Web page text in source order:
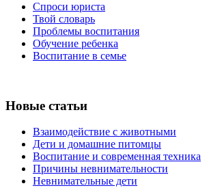
Спроси юриста
Твой словарь
Проблемы воспитания
Обучение ребенка
Воспитание в семье
Новые статьи
Взаимодействие с животными
Дети и домашние питомцы
Воспитание и современная техника
Причины невнимательности
Невнимательные дети